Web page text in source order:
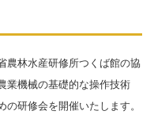
農林水産研修所つくば館の協
業機械の基礎的な操作技術
研修会を開催いたします。